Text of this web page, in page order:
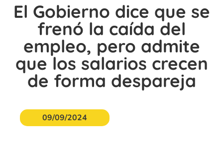
El Gobierno dice que se
frenó la caída del
empleo, pero admite
que los salarios crecen
de forma despareja
09/09/2024